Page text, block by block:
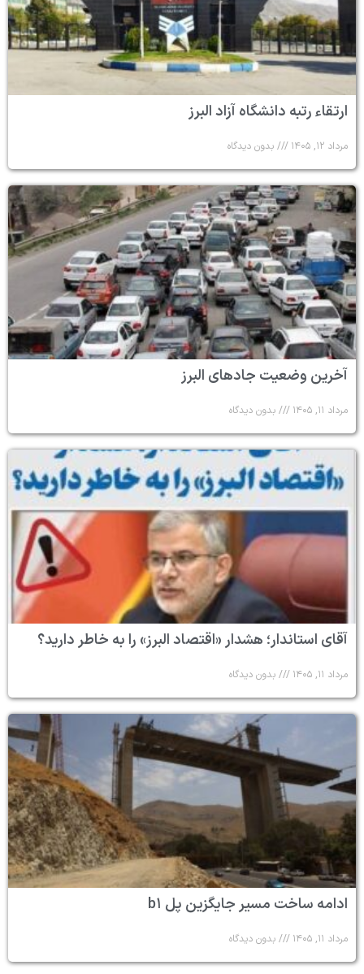
ارتقاء رتبه دانشگاه آزاد البرز
مرداد ۱۲, ۱۴۰۵ بدون دیدگاه
آخرین وضعیت جادهای البرز
مرداد ۱۱, ۱۴۰۵ بدون دیدگاه
آقای استاندار؛ هشدار «اقتصاد البرز» را به خاطر دارید؟
مرداد ۱۱, ۱۴۰۵ بدون دیدگاه
ادامه ساخت مسیر جایگزین پل b۱
مرداد ۱۱, ۱۴۰۵ بدون دیدگاه